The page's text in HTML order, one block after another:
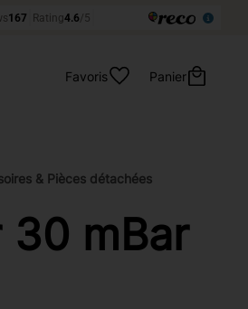
Favoris Panier
& Pièces détachées
30 mBar